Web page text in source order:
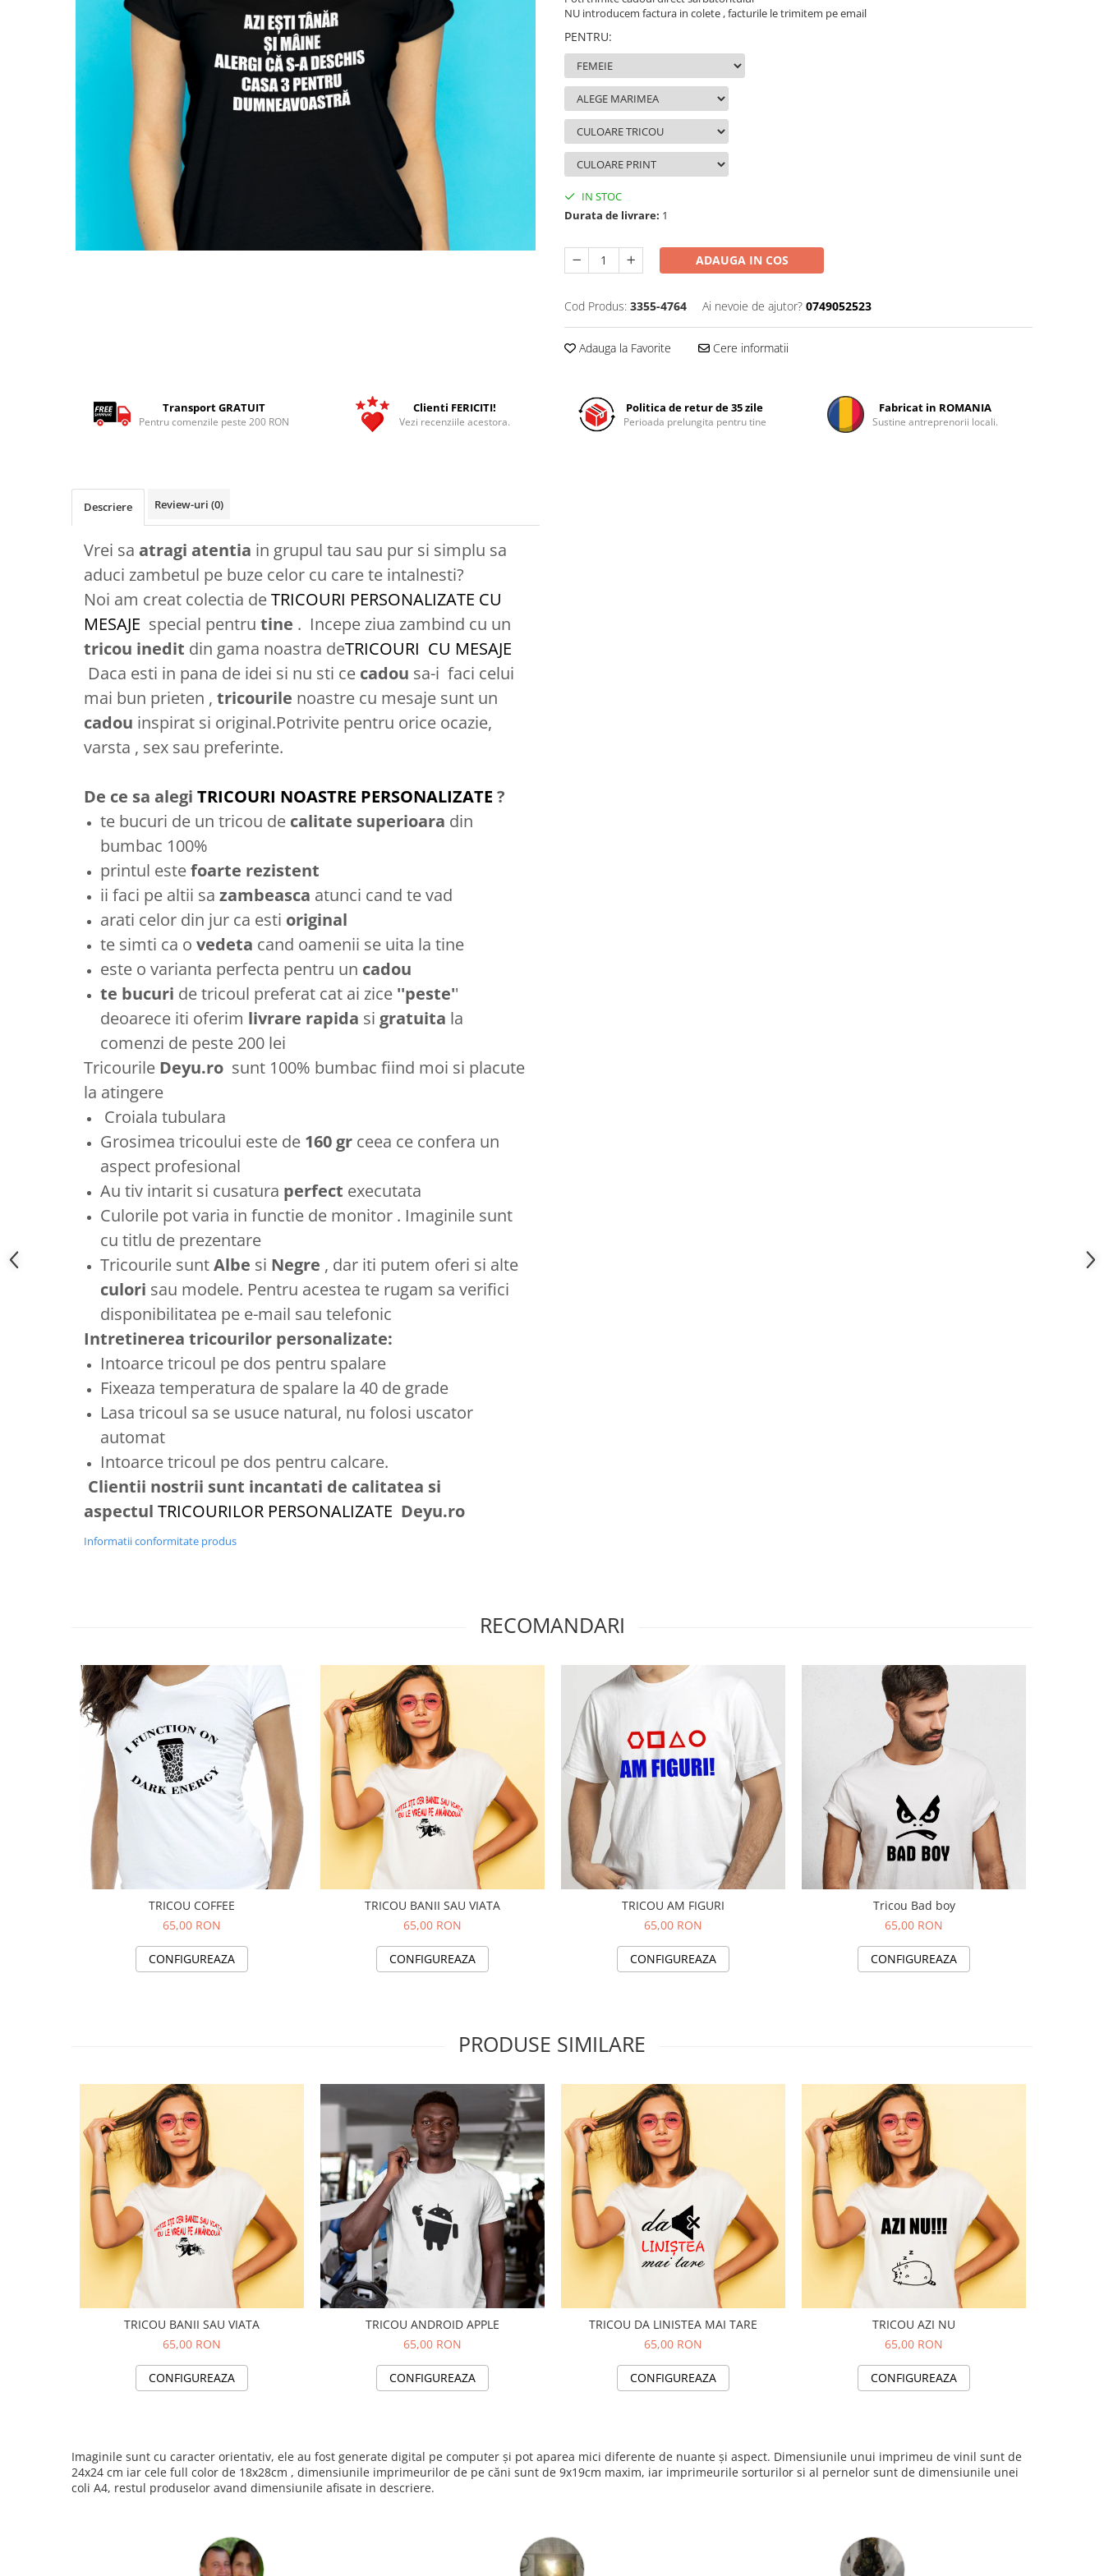
Tricouri Mecanici
Tricouri Fermieri
Tricouri Bere
Tricouri Auto
Tricouri Rock si Tribal
Tricouri Aniversare
Tricouri Familie
Tricouri Vesele
Tricouri Zicale Romanesti
NU introducem factura in colete , facturile le trimitem pe email
PENTRU:
IN STOC
Durata de livrare: 1
ADAUGA IN COS
Cod Produs: 3355-4764 Ai nevoie de ajutor? 0749052523
Adauga la Favorite Cere informatii
Transport GRATUIT
Pentru comenzile peste 200 RON
Clienti FERICITI!
Vezi recenziile acestora.
Politica de retur de 35 zile
Perioada prelungita pentru tine
Fabricat in ROMANIA
Sustine antreprenorii locali.
Descriere Review-uri (0)
Vrei sa atragi atentia in grupul tau sau pur si simplu sa
aduci zambetul pe buze celor cu care te intalnesti?
Noi am creat colectia deTRICOURI PERSONALIZATE CU
MESAJE special pentru tine . Incepe ziua zambind cu un
tricou inedit din gama noastra deTRICOURI CU MESAJE
Daca esti in pana de idei si nu sti ce cadou sa-i faci celui
mai bun prieten , tricourile noastre cu mesaje sunt un
cadou inspirat si original.Potrivite pentru orice ocazie,
varsta , sex sau preferinte.
De ce sa alegi TRICOURI NOASTRE PERSONALIZATE ?
te bucuri de un tricou de calitate superioara din
bumbac 100%
printul estefoarte rezistent
ii faci pe altii sa zambeasca atunci cand te vad
arati celor din jur ca esti original
te simti ca o vedeta cand oamenii se uita la tine
este o varianta perfecta pentru un cadou
te bucuri de tricoul preferat cat ai zice ''peste''
deoarece iti oferim livrare rapida si gratuita la
comenzi de peste 200 lei
Tricourile Deyu.ro sunt 100% bumbac fiind moi si placute
la atingere
Croiala tubulara
Grosimea tricoului este de 160 gr ceea ce confera un
aspect profesional
Au tiv intarit si cusatura perfect executata
Culorile pot varia in functie de monitor . Imaginile sunt
cu titlu de prezentare
Tricourile suntAlbe si Negre , dar iti putem oferi si alte
culori sau modele. Pentru acestea te rugam sa verifici
disponibilitatea pe e-mail sau telefonic
Intretinerea tricourilor personalizate:
Intoarce tricoul pe dos pentru spalare
Fixeaza temperatura de spalare la 40 de grade
Lasa tricoul sa se usuce natural, nu folosi uscator
automat
Intoarce tricoul pe dos pentru calcare.
Clientii nostrii sunt incantati de calitatea si
aspectul TRICOURILOR PERSONALIZATE Deyu.ro
Informatii conformitate produs
RECOMANDARI
TRICOU COFFEE
65,00 RON
CONFIGUREAZA
TRICOU BANII SAU VIATA
65,00 RON
CONFIGUREAZA
TRICOU AM FIGURI
65,00 RON
CONFIGUREAZA
Tricou Bad boy
65,00 RON
CONFIGUREAZA
PRODUSE SIMILARE
TRICOU BANII SAU VIATA
65,00 RON
CONFIGUREAZA
TRICOU ANDROID APPLE
65,00 RON
CONFIGUREAZA
TRICOU DA LINISTEA MAI TARE
65,00 RON
CONFIGUREAZA
TRICOU AZI NU
65,00 RON
CONFIGUREAZA
Imaginile sunt cu caracter orientativ, ele au fost generate digital pe computer și pot aparea mici diferente de nuante și aspect. Dimensiunile unui imprimeu de vinil sunt de
24x24 cm iar cele full color de 18x28cm , dimensiunile imprimeurilor de pe căni sunt de 9x19cm maxim, iar imprimeurile sorturilor si al pernelor sunt de dimensiunile unei
coli A4, restul produselor avand dimensiunile afisate in descriere.